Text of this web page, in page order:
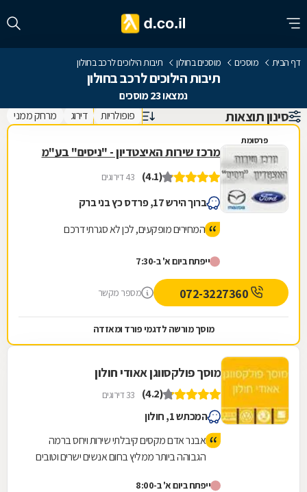
דף הבית מוסכים מוסכים בחולון תיבות הילוכים לרכב בחולון
תיבות הילוכים לרכב בחולון
נמצאו 23 מוסכים
סינון תוצאות פופולריות דירוג מרחק ממני
פרסומת
מרכז שירות האיצטדיון - "ניסים" בע"מ
(4.1) 43 דירוגים
ברוך הירש 17, פרדס כץ בני ברק
המחירים מופקעים, לכן לא סגרתי דרכם
ייפתח ביום א' ב-7:30
מספר מקשר
מוסך מורשה לדגמי פורד ומאזדה
מוסך פולקסווגן אאודי חולון
(4.2) 33 דירוגים
המכתש 1, חולון
אבנר אדם מקסים קיבלתי שירות ויחס ברמה
הגבוהה ביותר ממליץ בחום אנשים ישרים וטובים
ייפתח ביום א' ב-8:00